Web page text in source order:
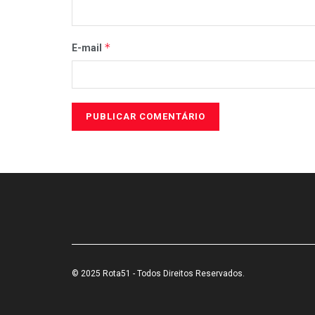
E-mail *
© 2025 Rota51 - Todos Direitos Reservados.